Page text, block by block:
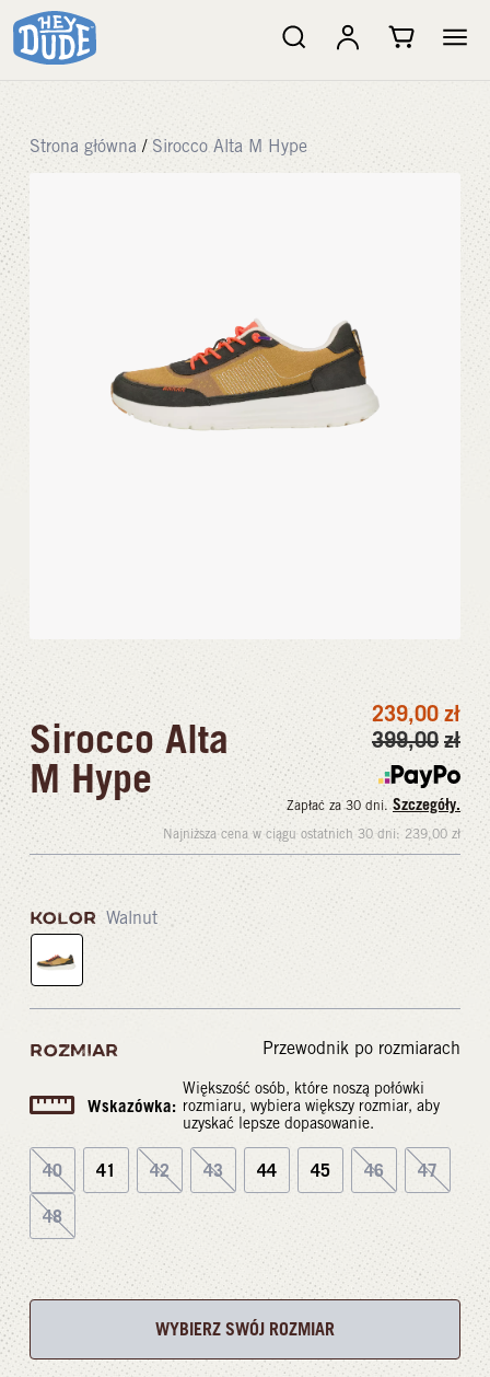
Strona główna / Sirocco Alta M Hype
Sirocco Alta
M Hype
239,00 zł
399,00 zł
Zapłać za 30 dni.Szczegóły.
Najniższa cena w ciągu ostatnich 30 dni: 239,00 zł
KOLOR Walnut
ROZMIAR Przewodnik po rozmiarach
Wskazówka:
Większość osób, które noszą połówki
rozmiaru, wybiera większy rozmiar, aby
uzyskać lepsze dopasowanie.
40 41 42 43 44 45 46 47
48
WYBIERZ SWÓJ ROZMIAR